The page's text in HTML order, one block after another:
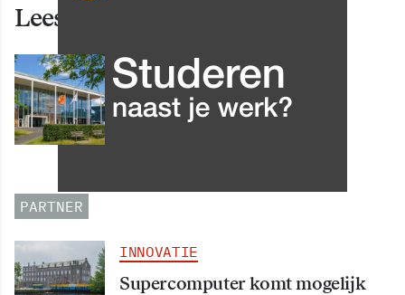
Lees ook deze artikelen
INNOVATIE
Grip op data en informatie:
Leergang Data en
PARTNER
INNOVATIE
Supercomputer komt mogelijk